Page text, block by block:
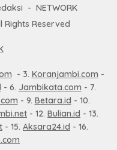
NETWORK
Reserved
- 3. Koranjambi.com -
- 6. Jambikata.com - 7.
- 9. Betara.id - 10.
- 12. Bulian.id - 13.
- 15. Aksara24.id - 16.